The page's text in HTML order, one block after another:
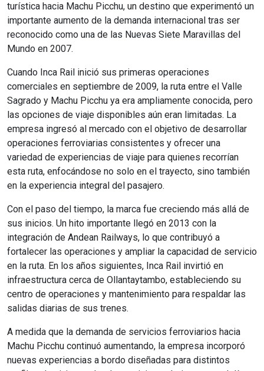
turística hacia Machu Picchu, un destino que experimentó un
importante aumento de la demanda internacional tras ser
reconocido como una de las Nuevas Siete Maravillas del
Mundo en 2007.
Cuando Inca Rail inició sus primeras operaciones
comerciales en septiembre de 2009, la ruta entre el Valle
Sagrado y Machu Picchu ya era ampliamente conocida, pero
las opciones de viaje disponibles aún eran limitadas. La
empresa ingresó al mercado con el objetivo de desarrollar
operaciones ferroviarias consistentes y ofrecer una
variedad de experiencias de viaje para quienes recorrían
esta ruta, enfocándose no solo en el trayecto, sino también
en la experiencia integral del pasajero.
Con el paso del tiempo, la marca fue creciendo más allá de
sus inicios. Un hito importante llegó en 2013 con la
integración de Andean Railways, lo que contribuyó a
fortalecer las operaciones y ampliar la capacidad de servicio
en la ruta. En los años siguientes, Inca Rail invirtió en
infraestructura cerca de Ollantaytambo, estableciendo su
centro de operaciones y mantenimiento para respaldar las
salidas diarias de sus trenes.
A medida que la demanda de servicios ferroviarios hacia
Machu Picchu continuó aumentando, la empresa incorporó
nuevas experiencias a bordo diseñadas para distintos